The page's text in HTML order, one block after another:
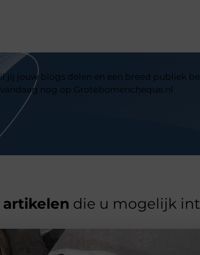
jij jouw blogs delen en een breed publiek
nog op Grotebomencheque.nl
artikelen die u mogelijk